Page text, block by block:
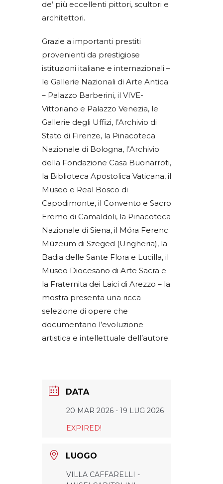
de’ più eccellenti pittori, scultori e
architettori.
Grazie a importanti prestiti
provenienti da prestigiose
istituzioni italiane e internazionali –
le Gallerie Nazionali di Arte Antica
– Palazzo Barberini, il VIVE-
Vittoriano e Palazzo Venezia, le
Gallerie degli Uffizi, l’Archivio di
Stato di Firenze, la Pinacoteca
Nazionale di Bologna, l’Archivio
della Fondazione Casa Buonarroti,
la Biblioteca Apostolica Vaticana, il
Museo e Real Bosco di
Capodimonte, il Convento e Sacro
Eremo di Camaldoli, la Pinacoteca
Nazionale di Siena, il Móra Ferenc
Múzeum di Szeged (Ungheria), la
Badia delle Sante Flora e Lucilla, il
Museo Diocesano di Arte Sacra e
la Fraternita dei Laici di Arezzo – la
mostra presenta una ricca
selezione di opere che
documentano l’evoluzione
artistica e intellettuale dell’autore.
DATA
20 MAR 2026 - 19 LUG 2026
EXPIRED!
LUOGO
VILLA CAFFARELLI -